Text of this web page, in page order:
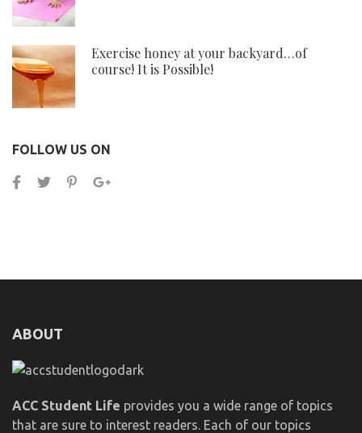
Exercise honey at your backyard…of
course! It is Possible!
FOLLOW US ON
ABOUT
ACC Student Life provides you a wide range of topics
that are sure to interest readers. Each of our topics